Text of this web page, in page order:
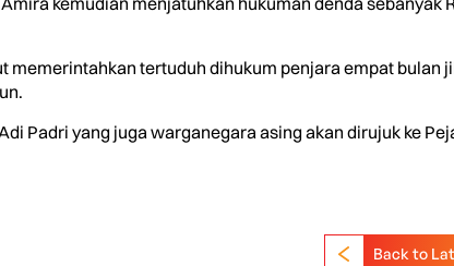
memerintahkan tertuduh dihukum penjara empat bulan
Padri yang juga warganegara asing akan dirujuk ke
Back to